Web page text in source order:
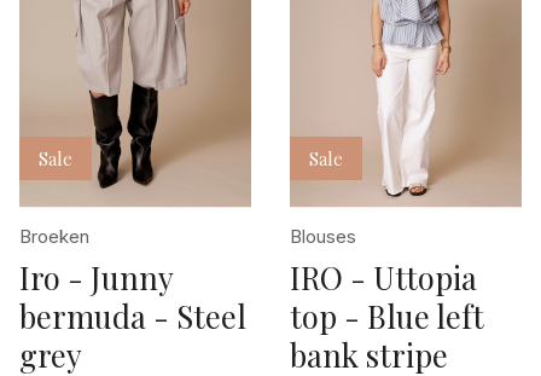
Sale
Broeken
Iro - Junny
bermuda - Steel
grey
Sale
Blouses
IRO - Uttopia
top - Blue left
bank stripe